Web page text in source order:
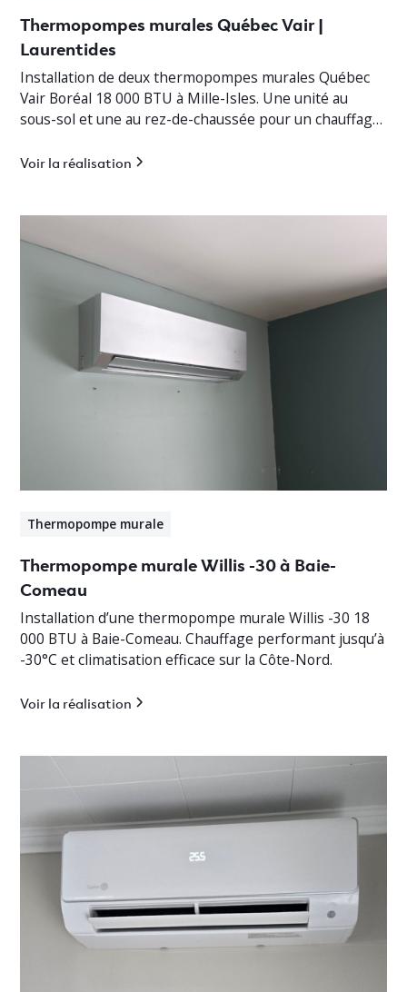
Thermopompes murales Québec Vair |
Laurentides
Installation de deux thermopompes murales Québec
Vair Boréal 18 000 BTU à Mille-Isles. Une unité au
sous-sol et une au rez-de-chaussée pour un chauffage
Voir la réalisation
Thermopompe murale
Thermopompe murale Willis -30 à Baie-
Comeau
Installation d’une thermopompe murale Willis -30 18
000 BTU à Baie-Comeau. Chauffage performant jusqu’à
-30°C et climatisation efficace sur la Côte-Nord.
Voir la réalisation